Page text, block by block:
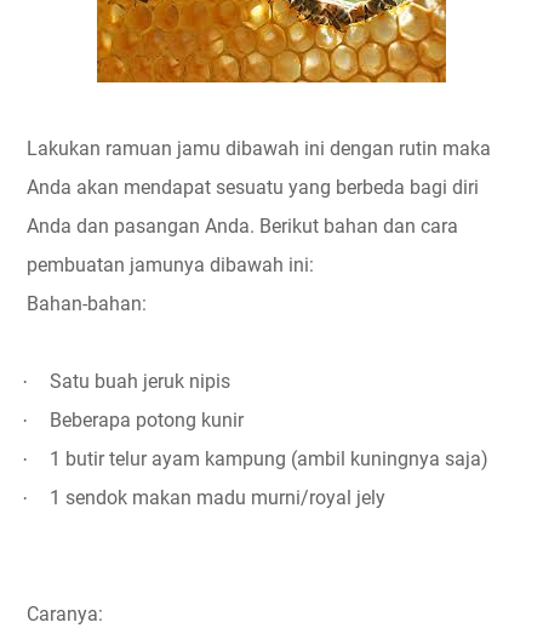
Lakukan ramuan jamu dibawah ini dengan rutin maka
Anda akan mendapat sesuatu yang berbeda bagi diri
Anda dan pasangan Anda. Berikut bahan dan cara
pembuatan jamunya dibawah ini:
Bahan-bahan:
Satu buah jeruk nipis
Beberapa potong kunir
1 butir telur ayam kampung (ambil kuningnya saja)
1 sendok makan madu murni/royal jely
Caranya: